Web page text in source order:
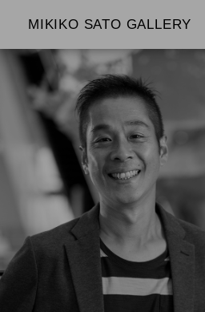
MIKIKO SATO GALLERY